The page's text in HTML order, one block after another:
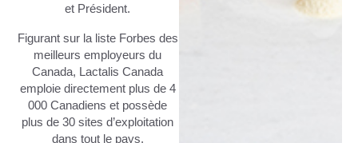
et Président.
Figurant sur la liste Forbes des
meilleurs employeurs du
Canada, Lactalis Canada
emploie directement plus de 4
000 Canadiens et possède
plus de 30 sites d’exploitation
dans tout le pays.